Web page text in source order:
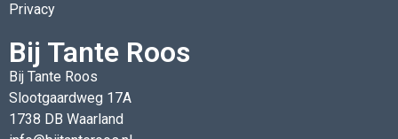
Privacy
Bij Tante Roos
Bij Tante Roos
Slootgaardweg 17A
1738 DB Waarland